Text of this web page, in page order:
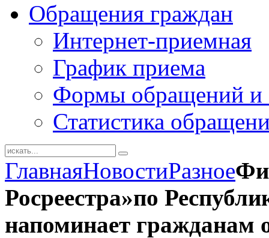
Обращения граждан
Интернет-приемная
График приема
Формы обращений и
Статистика
ГлавнаяНовостиРазное
Росреестра»по
напоминает гражданам